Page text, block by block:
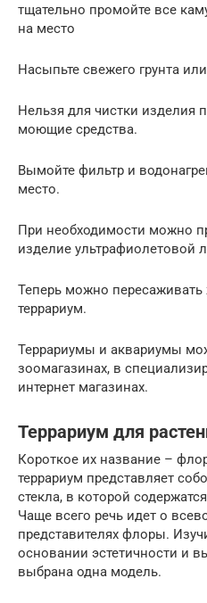
тщательно промойте все
на место
Насыпьте свежего грунта
Нельзя для чистки изделия
моющие средства.
Вымойте фильтр и
место.
При необходимости можно
изделие ультрафиолетовой
Теперь можно
террариум.
Террариумы и аквариумы
зоомагазинах, в
интернет магазинах.
Террариум для
Короткое их название –
террариум представляет
стекла, в которой
Чаще всего речь идет о
представителях флоры.
основании эстетичности и
выбрана одна модель.